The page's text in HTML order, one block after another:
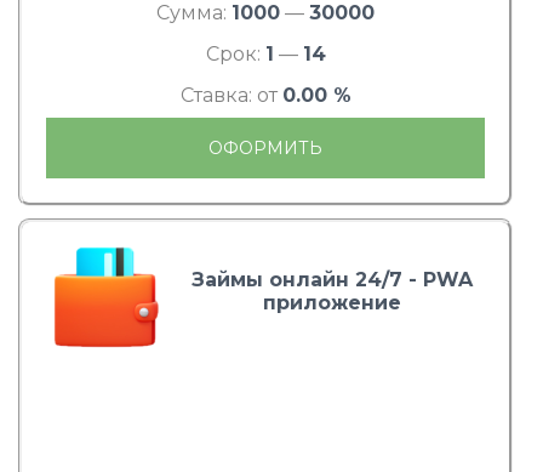
Сумма: 1000 — 30000
Срок: 1 — 14
Ставка: от 0.00 %
ОФОРМИТЬ
Займы онлайн 24/7 - PWA
приложение